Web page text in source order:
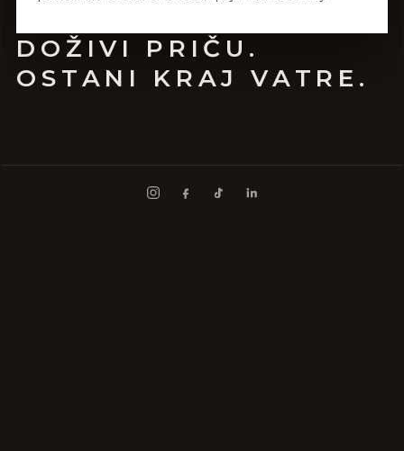
DOŽIVI PRIČU.
OSTANI KRAJ VATRE.